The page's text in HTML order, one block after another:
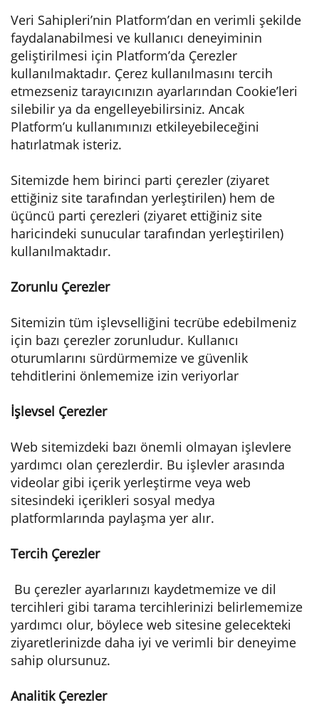
Veri Sahipleri’nin Platform’dan en verimli şekilde
faydalanabilmesi ve kullanıcı deneyiminin
geliştirilmesi için Platform’da Çerezler
kullanılmaktadır. Çerez kullanılmasını tercih
etmezseniz tarayıcınızın ayarlarından Cookie’leri
silebilir ya da engelleyebilirsiniz. Ancak
Platform’u kullanımınızı etkileyebileceğini
hatırlatmak isteriz.
Sitemizde hem birinci parti çerezler (ziyaret
ettiğiniz site tarafından yerleştirilen) hem de
üçüncü parti çerezleri (ziyaret ettiğiniz site
haricindeki sunucular tarafından yerleştirilen)
kullanılmaktadır.
Zorunlu Çerezler
Sitemizin tüm işlevselliğini tecrübe edebilmeniz
için bazı çerezler zorunludur. Kullanıcı
oturumlarını sürdürmemize ve güvenlik
tehditlerini önlememize izin veriyorlar
İşlevsel Çerezler
Web sitemizdeki bazı önemli olmayan işlevlere
yardımcı olan çerezlerdir. Bu işlevler arasında
videolar gibi içerik yerleştirme veya web
sitesindeki içerikleri sosyal medya
platformlarında paylaşma yer alır.
Tercih Çerezler
Bu çerezler ayarlarınızı kaydetmemize ve dil
tercihleri gibi tarama tercihlerinizi belirlememize
yardımcı olur, böylece web sitesine gelecekteki
ziyaretlerinizde daha iyi ve verimli bir deneyime
sahip olursunuz.
Analitik Çerezler